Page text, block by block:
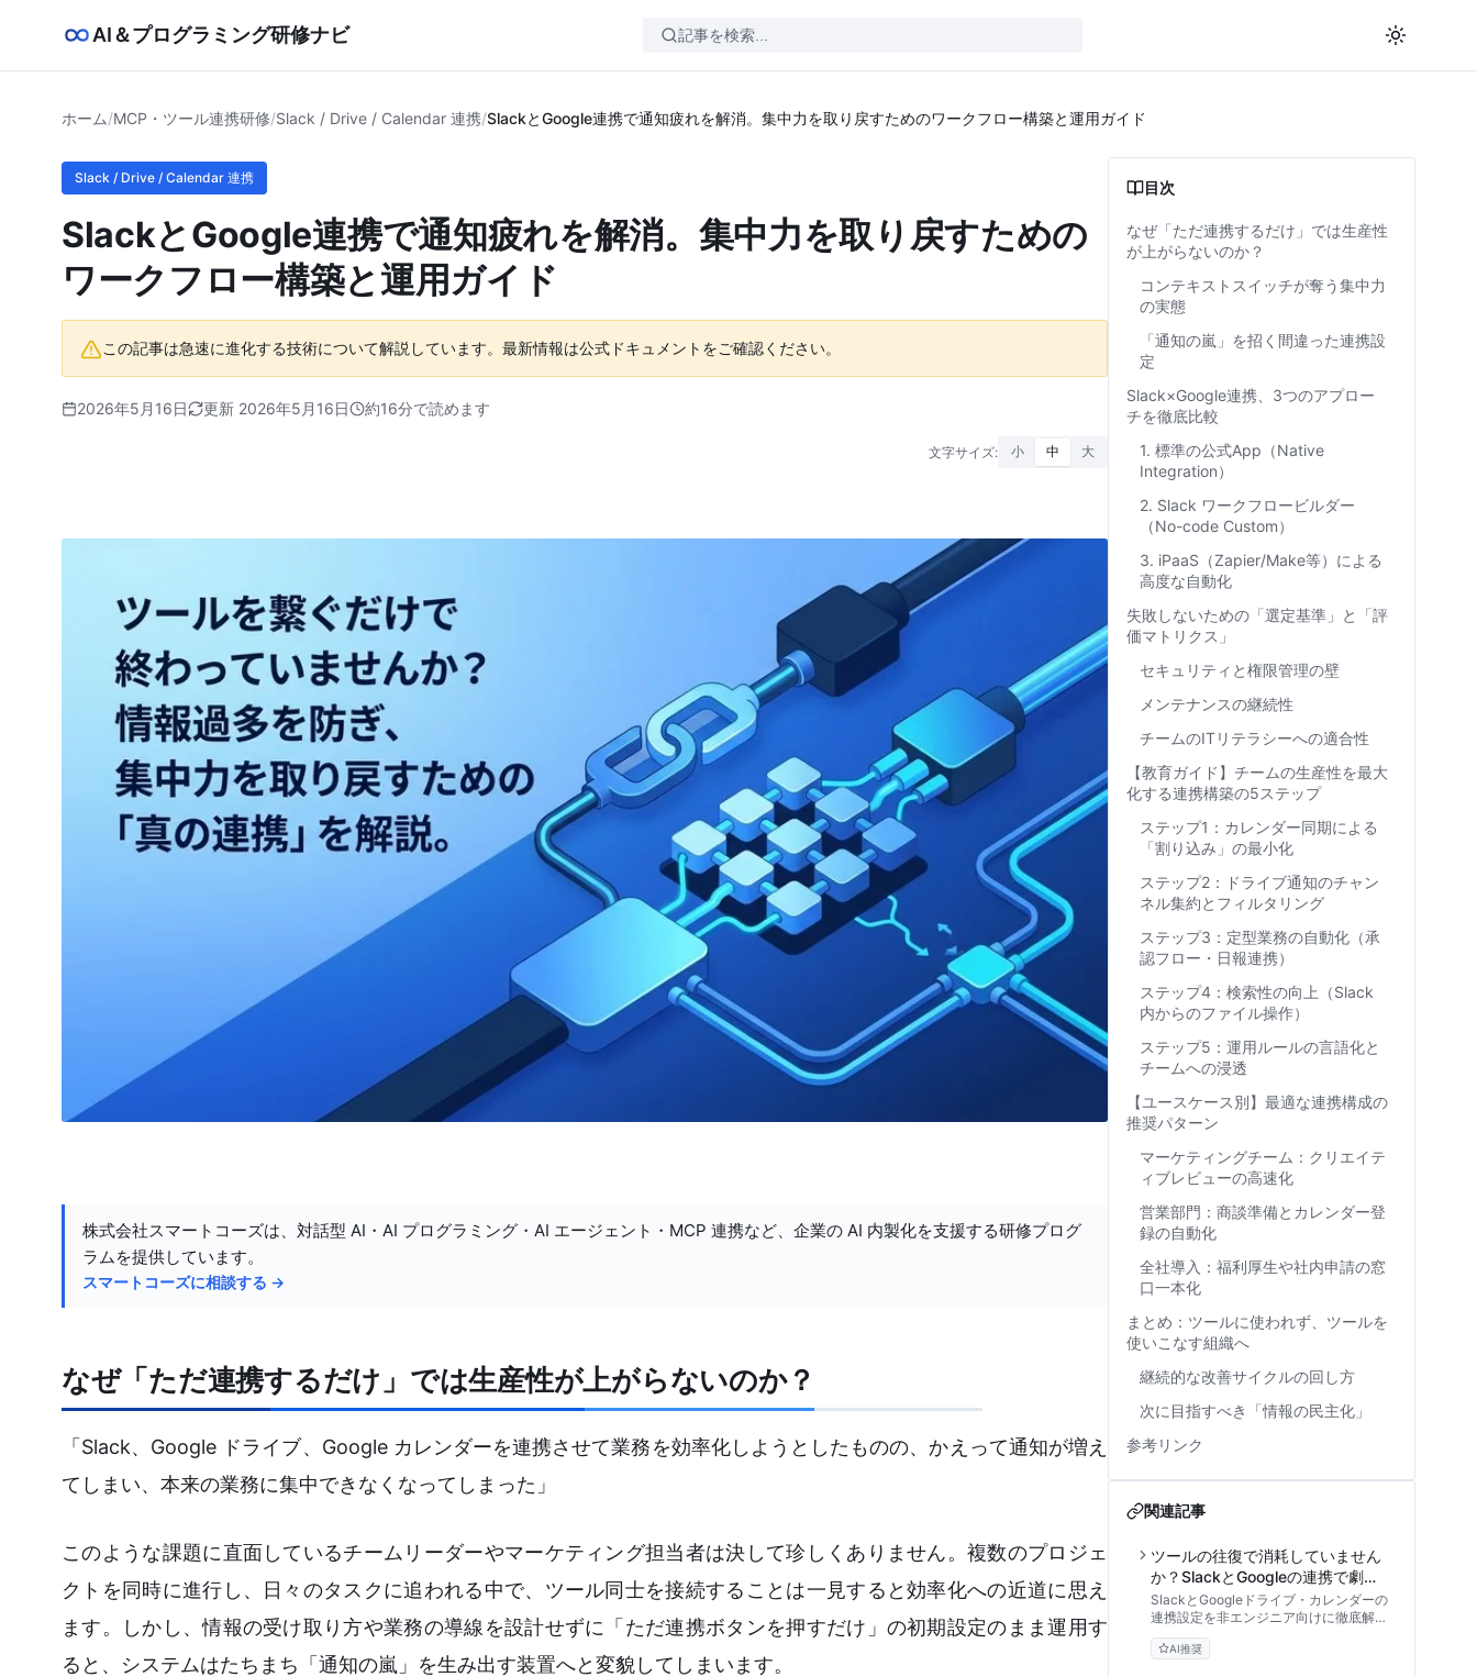
AI＆プログラミング研修ナビ
ホーム/MCP・ツール連携研修/Slack / Drive / Calendar 連携/SlackとGoogle連携で通知疲れを解消。集中力を取り戻すためのワークフロー構築と運用ガイド
Slack / Drive / Calendar 連携
SlackとGoogle連携で通知疲れを解消。集中力を取り戻すための
ワークフロー構築と運用ガイド
この記事は急速に進化する技術について解説しています。最新情報は公式ドキュメントをご確認ください。
2026年5月16日 更新 2026年5月16日 約16分で読めます
文字サイズ: 小 中 大
株式会社スマートコーズは、対話型 AI・AI プログラミング・AI エージェント・MCP 連携など、企業の AI 内製化を支援する研修プログ
ラムを提供しています。
スマートコーズに相談する →
なぜ「ただ連携するだけ」では生産性が上がらないのか？
「Slack、Google ドライブ、Google カレンダーを連携させて業務を効率化しようとしたものの、かえって通知が増え
てしまい、本来の業務に集中できなくなってしまった」
このような課題に直面しているチームリーダーやマーケティング担当者は決して珍しくありません。複数のプロジェ
クトを同時に進行し、日々のタスクに追われる中で、ツール同士を接続することは一見すると効率化への近道に思え
ます。しかし、情報の受け取り方や業務の導線を設計せずに「ただ連携ボタンを押すだけ」の初期設定のまま運用す
ると、システムはたちまち「通知の嵐」を生み出す装置へと変貌してしまいます。
目次
なぜ「ただ連携するだけ」では生産性
が上がらないのか？
コンテキストスイッチが奪う集中力
の実態
「通知の嵐」を招く間違った連携設
定
Slack×Google連携、3つのアプロー
チを徹底比較
1. 標準の公式App（Native
Integration）
2. Slack ワークフロービルダー
（No-code Custom）
3. iPaaS（Zapier/Make等）による
高度な自動化
失敗しないための「選定基準」と「評
価マトリクス」
セキュリティと権限管理の壁
メンテナンスの継続性
チームのITリテラシーへの適合性
【教育ガイド】チームの生産性を最大
化する連携構築の5ステップ
ステップ1：カレンダー同期による
「割り込み」の最小化
ステップ2：ドライブ通知のチャン
ネル集約とフィルタリング
ステップ3：定型業務の自動化（承
認フロー・日報連携）
ステップ4：検索性の向上（Slack
内からのファイル操作）
ステップ5：運用ルールの言語化と
チームへの浸透
【ユースケース別】最適な連携構成の
推奨パターン
マーケティングチーム：クリエイテ
ィブレビューの高速化
営業部門：商談準備とカレンダー登
録の自動化
全社導入：福利厚生や社内申請の窓
口一本化
まとめ：ツールに使われず、ツールを
使いこなす組織へ
継続的な改善サイクルの回し方
次に目指すべき「情報の民主化」
参考リンク
関連記事
ツールの往復で消耗していません
か？SlackとGoogleの連携で劇的
に変わる業務効率化のセットアッ
プ手順
SlackとGoogleドライブ・カレンダーの
連携設定を非エンジニア向けに徹底解
説。権限付与の自動化や会議リマインド
など、ツールの往復による無駄な時間を
AI推奨